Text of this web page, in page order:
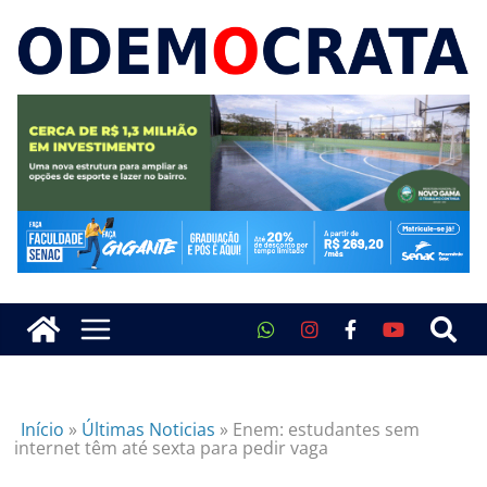
Início » Últimas Noticias » Enem: estudantes sem
internet têm até sexta para pedir vaga